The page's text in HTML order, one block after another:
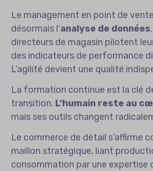
Le management en point de
désormais l’analyse de données
directeurs de magasin pilotent
des indicateurs de performance
L’agilité devient une qualité
La formation continue est la clé
transition. L’humain reste au
mais ses outils changent
Le commerce de détail s’affirme
maillon stratégique, liant
consommation par une expertise